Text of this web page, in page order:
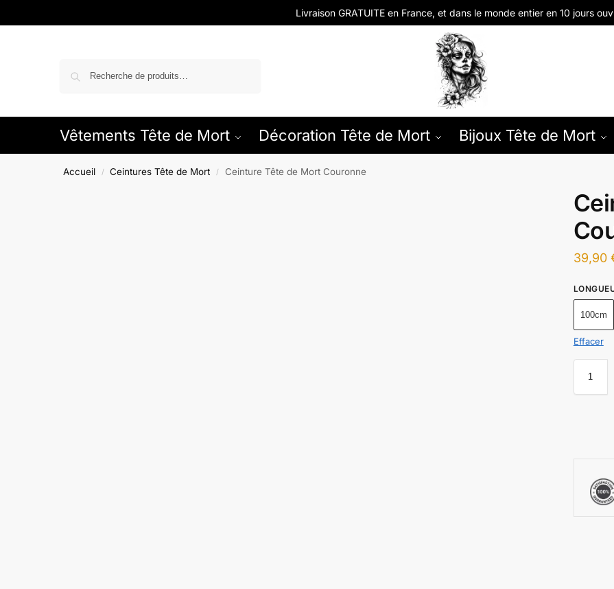
Livraison GRATUITE en France, et dans le monde entier en 10 jours
Vêtements Tête de Mort Décoration Tête de Mort Bijoux Tête de Mort
Accueil / Ceintures Tête de Mort / Ceinture Tête de Mort Couronne
39,90
100cm
Effacer